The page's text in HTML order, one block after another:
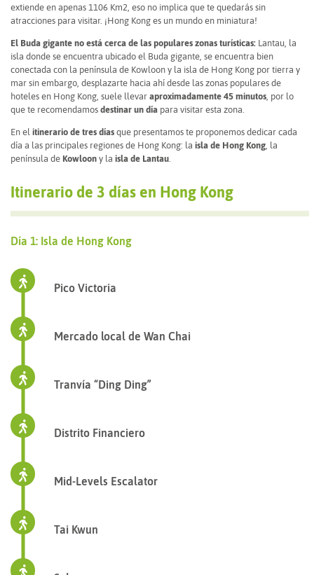
extiende en apenas 1106 Km2, eso no implica que te quedarás sin
atracciones para visitar. ¡Hong Kong es un mundo en miniatura!
El Buda gigante no está cerca de las populares zonas turísticas: Lantau, la
isla donde se encuentra ubicado el Buda gigante, se encuentra bien
conectada con la península de Kowloon y la isla de Hong Kong por tierra y
mar sin embargo, desplazarte hacia ahí desde las zonas populares de
hoteles en Hong Kong, suele llevar aproximadamente 45 minutos , por lo
que te recomendamos destinar un día para visitar esta zona.
En el itinerario de tres días que presentamos te proponemos dedicar cada
día a las principales regiones de Hong Kong: la isla de Hong Kong , la
península de Kowloon y la isla de Lantau
Itinerario de 3 días en Hong Kong
Día 1: Isla de Hong Kong
Pico Victoria
Mercado local de Wan Chai
Tranvía “Ding Ding”
Distrito Financiero
Mid-Levels Escalator
Tai Kwun